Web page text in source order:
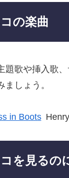
の楽曲
題歌や挿入歌
しょう。
in Boots
を見るの